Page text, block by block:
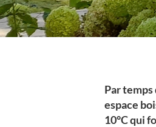
Par
espace
10°C qui